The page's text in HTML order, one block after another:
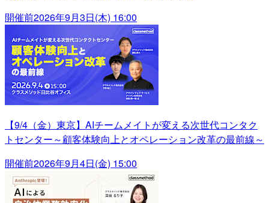
開催前2026年9月3日(木) 16:00
【9/4（金）東京】AIチームメイトが変える次世代コンタク
トセンター～顧客体験向上とオペレーション改革の最前線～
開催前2026年9月4日(金) 15:00